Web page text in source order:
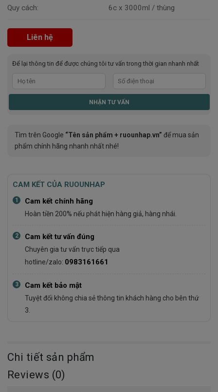
Quy cách:
6c x 3000ml / thùng
Liên hệ
Để lại thông tin để được chúng tôi tư vấn trong thời gian nhanh nhất
Tìm trên Google “Tên sản phẩm + ruounhap.vn” để mua sản
phẩm chính hãng nhanh nhất nhé!
CAM KẾT CỦA RUOUNHAP
1 Cam kết chính hãng
Hoàn tiền 200% nếu phát hiện hàng giả, hàng nhái.
2 Cam kết tư vấn đúng
Chuyên gia tư vấn trực tiếp qua
hotline/zalo: 0983161661
3 Cam kết bảo mật
Tuyệt đối không chia sẻ thông tin khách hàng cho bên thứ
3.
Chi tiết sản phẩm
Reviews (0)